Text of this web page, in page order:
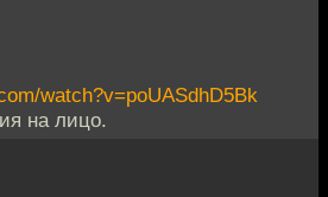
watch?v=poUASdhD5Bk
на лицо.